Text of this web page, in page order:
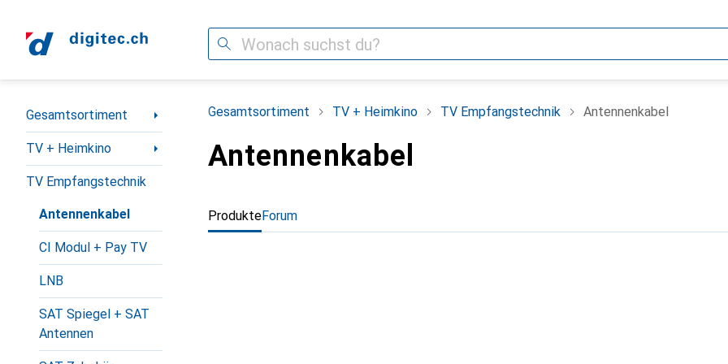
Suche
Navigation nach Kategorien
Gesamtsortiment
TV + Heimkino
TV Empfangstechnik
Antennenkabel
CI Modul + Pay TV
LNB
SAT Spiegel + SAT
Antennen
Gesamtsortiment TV + Heimkino TV Empfangstechnik Antennenkabel
Antennenkabel
ProdukteForum